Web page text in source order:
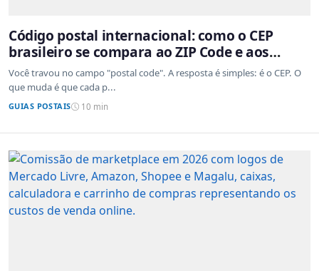
Código postal internacional: como o CEP
brasileiro se compara ao ZIP Code e aos
sistemas de outros países
Você travou no campo "postal code". A resposta é simples: é o CEP. O
que muda é que cada p...
GUIAS POSTAIS 10 min